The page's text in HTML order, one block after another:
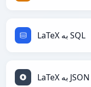
LaTeX به SQL
LaTeX به JSON